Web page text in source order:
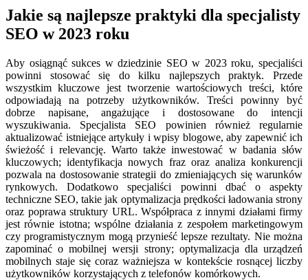
Jakie są najlepsze praktyki dla specjalisty
SEO w 2023 roku
Aby osiągnąć sukces w dziedzinie SEO w 2023 roku, specjaliści
powinni stosować się do kilku najlepszych praktyk. Przede
wszystkim kluczowe jest tworzenie wartościowych treści, które
odpowiadają na potrzeby użytkowników. Treści powinny być
dobrze napisane, angażujące i dostosowane do intencji
wyszukiwania. Specjalista SEO powinien również regularnie
aktualizować istniejące artykuły i wpisy blogowe, aby zapewnić ich
świeżość i relevancję. Warto także inwestować w badania słów
kluczowych; identyfikacja nowych fraz oraz analiza konkurencji
pozwala na dostosowanie strategii do zmieniających się warunków
rynkowych. Dodatkowo specjaliści powinni dbać o aspekty
techniczne SEO, takie jak optymalizacja prędkości ładowania strony
oraz poprawa struktury URL. Współpraca z innymi działami firmy
jest równie istotna; wspólne działania z zespołem marketingowym
czy programistycznym mogą przynieść lepsze rezultaty. Nie można
zapominać o mobilnej wersji strony; optymalizacja dla urządzeń
mobilnych staje się coraz ważniejsza w kontekście rosnącej liczby
użytkowników korzystających z telefonów komórkowych.